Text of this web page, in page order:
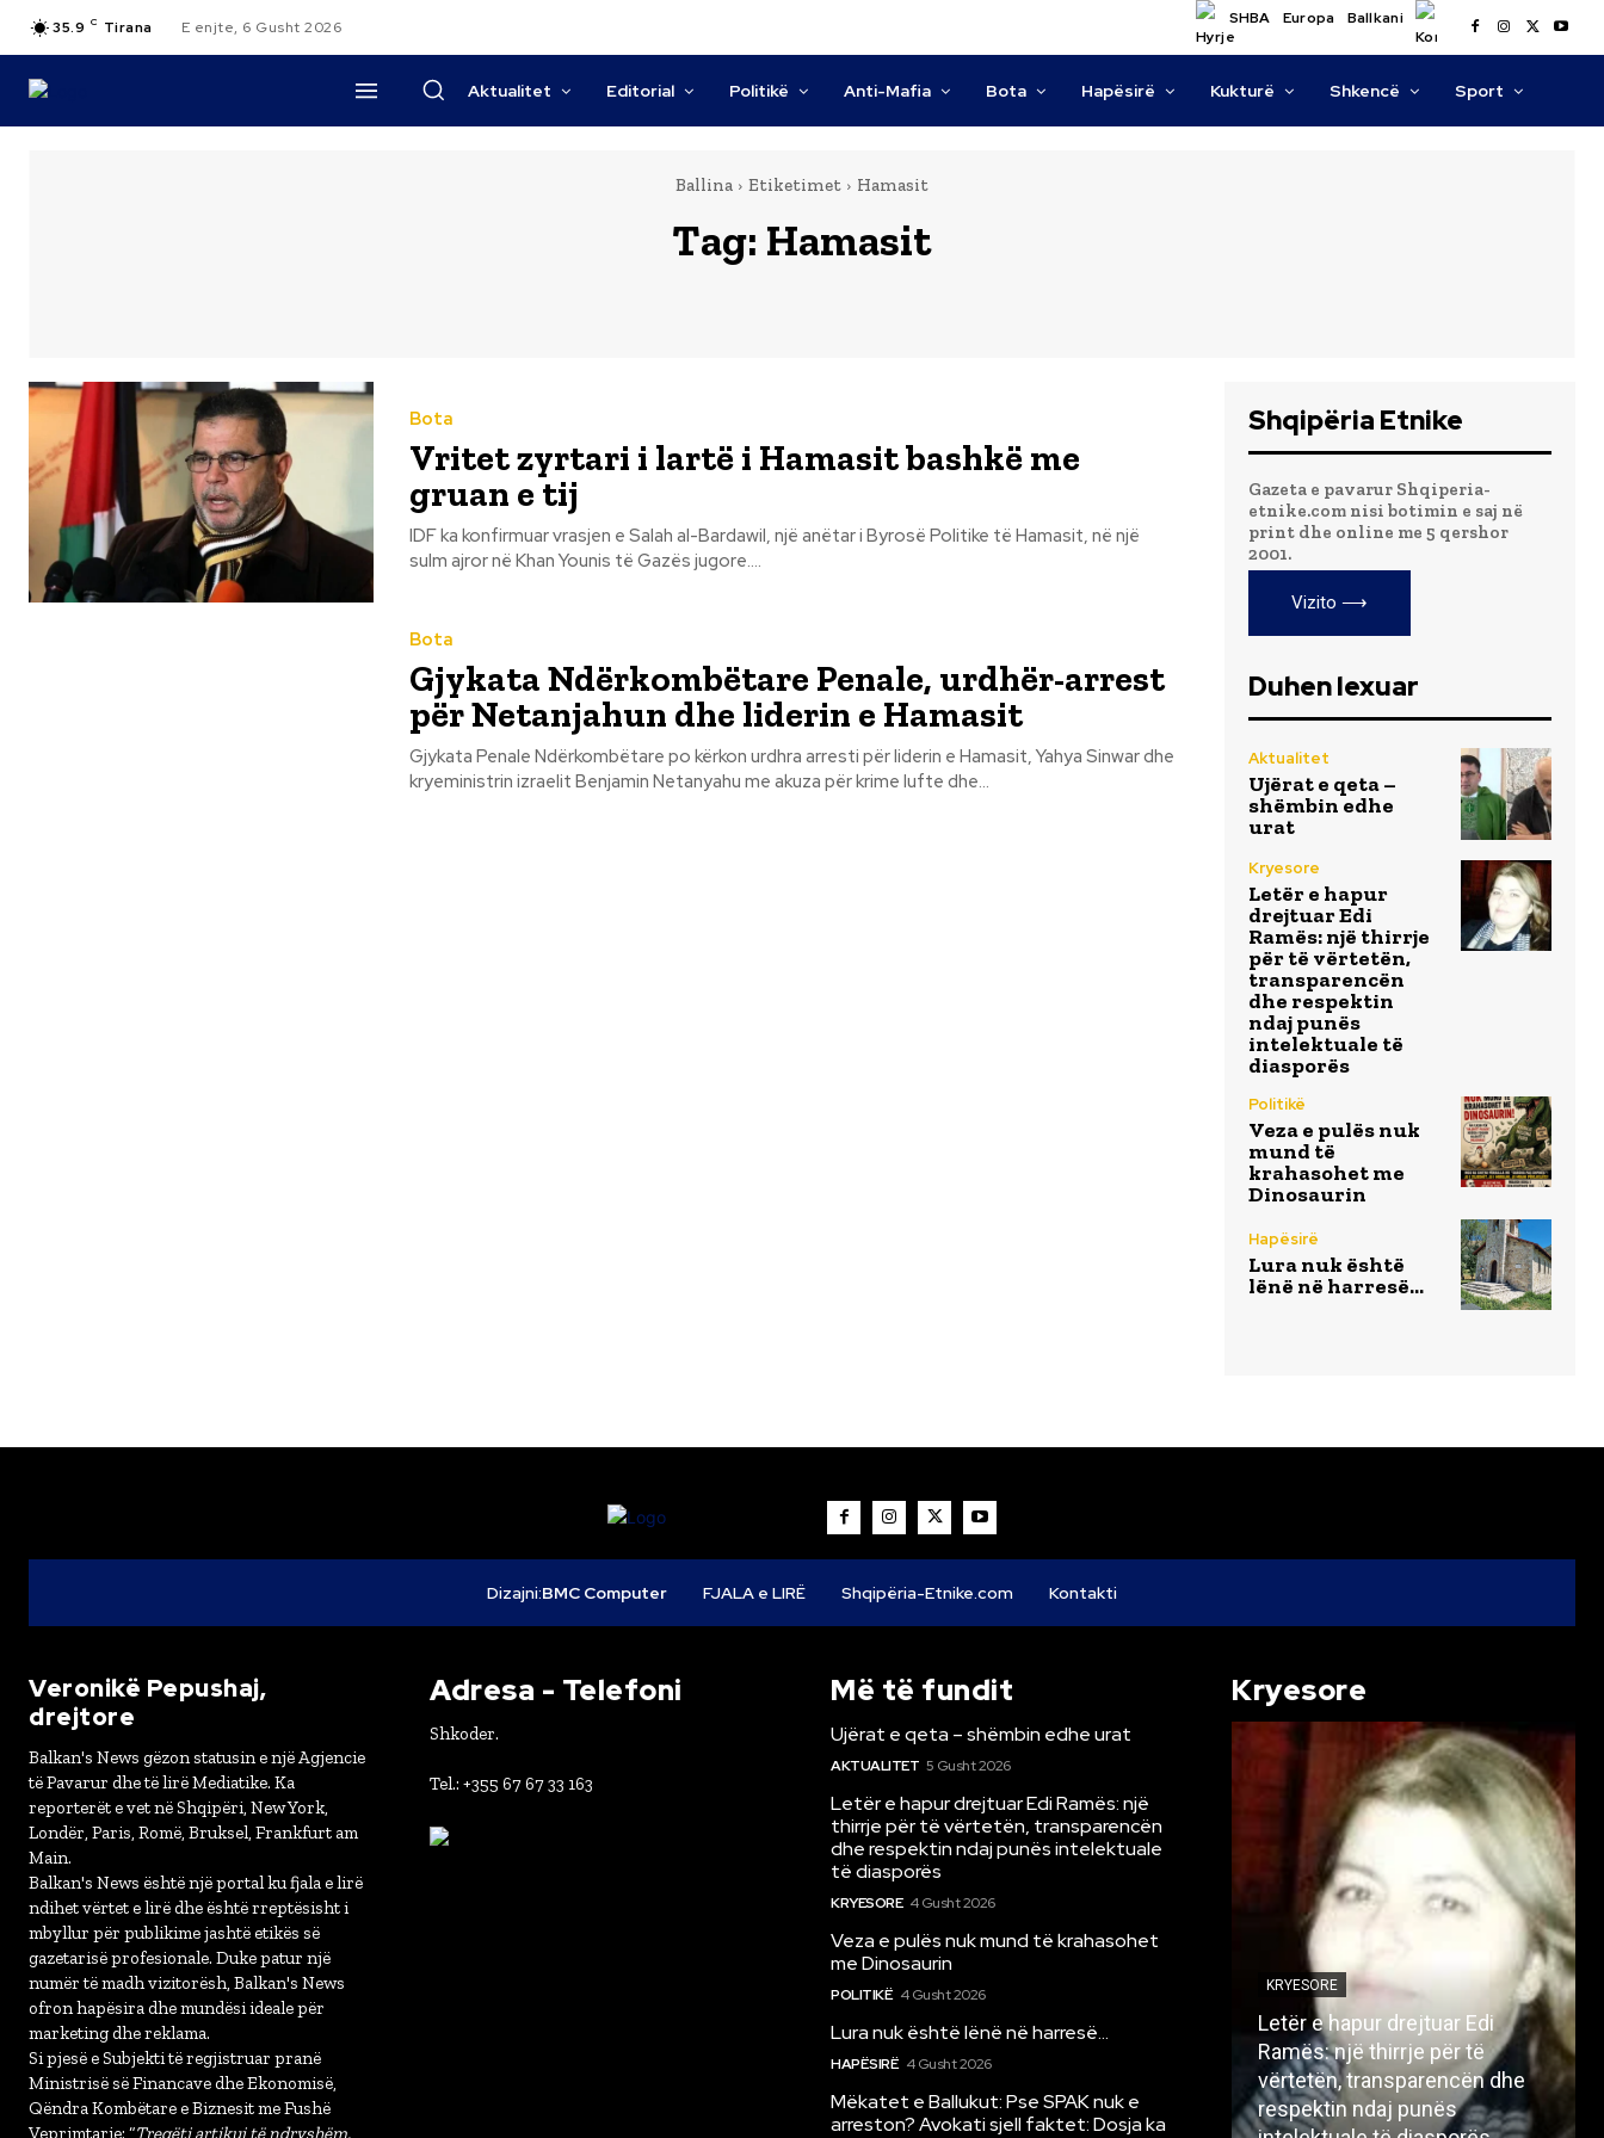
35.9 C Tirana E enjte, 6 Gusht 2026 SHBA Europa Ballkani
Aktualitet Editorial Politikë Anti-Mafia Bota Hapësirë Kukturë Shkencë Sport
Ballina Etiketimet Hamasit
Tag: Hamasit
Bota
Vritet zyrtari i lartë i Hamasit bashkë me
gruan e tij
IDF ka konfirmuar vrasjen e Salah al-Bardawil, një anëtar i Byrosë Politike të Hamasit, në një
sulm ajror në Khan Younis të Gazës jugore....
Bota
Gjykata Ndërkombëtare Penale, urdhër-arrest
për Netanjahun dhe liderin e Hamasit
Gjykata Penale Ndërkombëtare po kërkon urdhra arresti për liderin e Hamasit, Yahya Sinwar dhe
kryeministrin izraelit Benjamin Netanyahu me akuza për krime lufte dhe...
Shqipëria Etnike
Gazeta e pavarur Shqiperia-
etnike.com nisi botimin e saj në
print dhe online me 5 qershor
2001.
Vizito ⟶
Duhen lexuar
Aktualitet
Ujërat e qeta –
shëmbin edhe
urat
Kryesore
Letër e hapur
drejtuar Edi
Ramës: një thirrje
për të vërtetën,
transparencën
dhe respektin
ndaj punës
intelektuale të
diasporës
Politikë
Veza e pulës nuk
mund të
krahasohet me
Dinosaurin
Hapësirë
Lura nuk është
lënë në harresë…
Dizajni:BMC Computer FJALA e LIRË Shqipëria-Etnike.com Kontakti
Veronikë Pepushaj,
drejtore
Balkan's News gëzon statusin e një Agjencie
të Pavarur dhe të lirë Mediatike. Ka
reporterët e vet në Shqipëri, New York,
Londër, Paris, Romë, Bruksel, Frankfurt am
Main.
Balkan's News është një portal ku fjala e lirë
ndihet vërtet e lirë dhe është rreptësisht i
mbyllur për publikime jashtë etikës së
gazetarisë profesionale. Duke patur një
numër të madh vizitorësh, Balkan's News
ofron hapësira dhe mundësi ideale për
marketing dhe reklama.
Si pjesë e Subjekti të regjistruar pranë
Ministrisë së Financave dhe Ekonomisë,
Qëndra Kombëtare e Biznesit me Fushë
Veprimtarie: “Tregëti artikuj të ndryshëm,
Adresa - Telefoni
Shkoder.
Tel.: +355 67 67 33 163
Më të fundit
Ujërat e qeta – shëmbin edhe urat
AKTUALITET 5 Gusht 2026
Letër e hapur drejtuar Edi Ramës: një
thirrje për të vërtetën, transparencën
dhe respektin ndaj punës intelektuale
të diasporës
KRYESORE 4 Gusht 2026
Veza e pulës nuk mund të krahasohet
me Dinosaurin
POLITIKË 4 Gusht 2026
Lura nuk është lënë në harresë…
HAPËSIRË 4 Gusht 2026
Mëkatet e Ballukut: Pse SPAK nuk e
arreston? Avokati sjell faktet: Dosja ka
Kryesore
KRYESORE
Letër e hapur drejtuar Edi
Ramës: një thirrje për të
vërtetën, transparencën dhe
respektin ndaj punës